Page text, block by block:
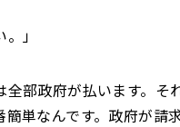
」
全部政府が払います。そ
単なんです。政府が請